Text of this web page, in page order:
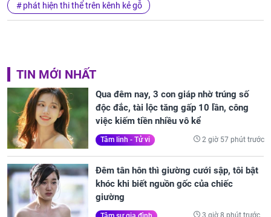
phát hiện thi thể trên kênh kẻ gỗ
TIN MỚI NHẤT
Qua đêm nay, 3 con giáp nhờ trúng số
độc đắc, tài lộc tăng gấp 10 lần, công
việc kiếm tiền nhiều vô kể
Tâm linh - Tử vi 2 giờ 57 phút trước
Đêm tân hôn thì giường cưới sập, tôi bật
khóc khi biết nguồn gốc của chiếc
giường